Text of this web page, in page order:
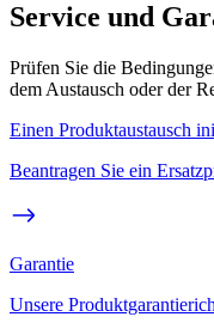
Service und
Prüfen Sie die
dem Austausch oder der
Einen Produktaustausch
Beantragen Sie ein
Garantie
Unsere